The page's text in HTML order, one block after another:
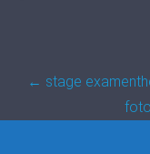
Post
← stage